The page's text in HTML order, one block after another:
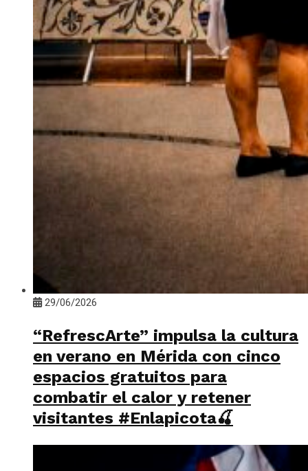
29/06/2026
“RefrescArte” impulsa la cultura
en verano en Mérida con cinco
espacios gratuitos para
combatir el calor y retener
visitantes #Enlapicota🍒